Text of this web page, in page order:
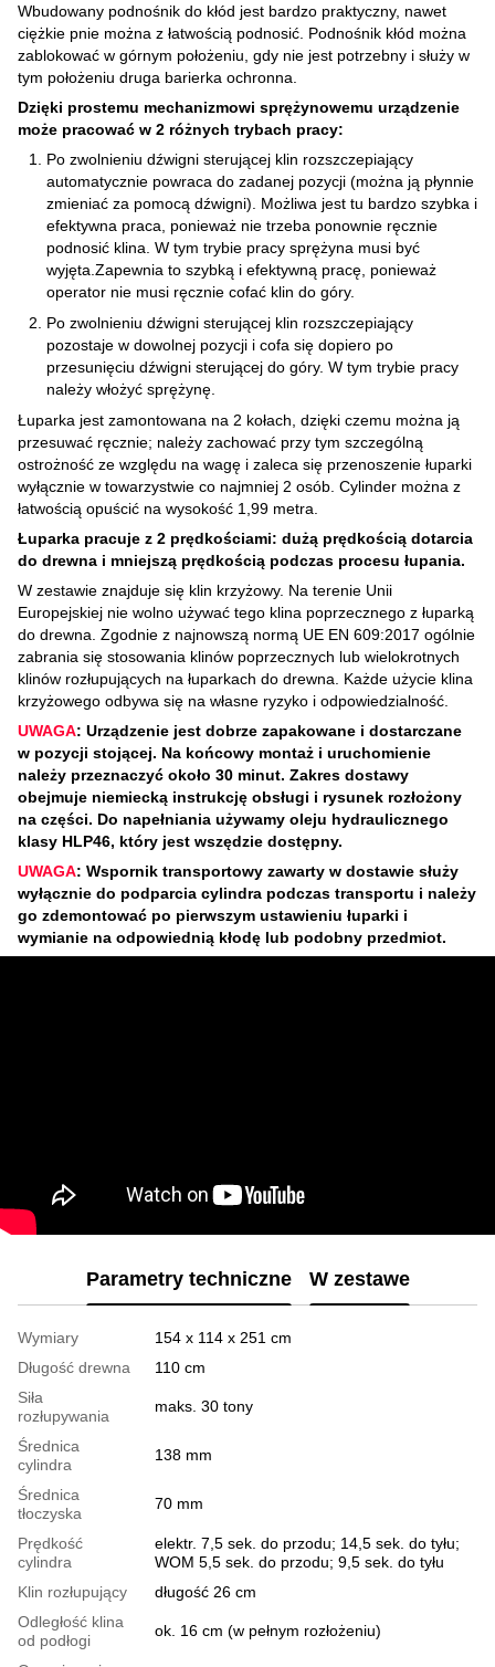
Wbudowany podnośnik do kłód jest bardzo praktyczny, nawet
ciężkie pnie można z łatwością podnosić. Podnośnik kłód można
zablokować w górnym położeniu, gdy nie jest potrzebny i służy w
tym położeniu druga barierka ochronna.
Dzięki prostemu mechanizmowi sprężynowemu urządzenie
może pracować w 2 różnych trybach pracy:
Po zwolnieniu dźwigni sterującej klin rozszczepiający
automatycznie powraca do zadanej pozycji (można ją płynnie
zmieniać za pomocą dźwigni). Możliwa jest tu bardzo szybka i
efektywna praca, ponieważ nie trzeba ponownie ręcznie
podnosić klina. W tym trybie pracy sprężyna musi być
wyjęta.Zapewnia to szybką i efektywną pracę, ponieważ
operator nie musi ręcznie cofać klin do góry.
Po zwolnieniu dźwigni sterującej klin rozszczepiający
pozostaje w dowolnej pozycji i cofa się dopiero po
przesunięciu dźwigni sterującej do góry. W tym trybie pracy
należy włożyć sprężynę.
Łuparka jest zamontowana na 2 kołach, dzięki czemu można ją
przesuwać ręcznie; należy zachować przy tym szczególną
ostrożność ze względu na wagę i zaleca się przenoszenie łuparki
wyłącznie w towarzystwie co najmniej 2 osób. Cylinder można z
łatwością opuścić na wysokość 1,99 metra.
Łuparka pracuje z 2 prędkościami: dużą prędkością dotarcia
do drewna i mniejszą prędkością podczas procesu łupania.
W zestawie znajduje się klin krzyżowy. Na terenie Unii
Europejskiej nie wolno używać tego klina poprzecznego z łuparką
do drewna. Zgodnie z najnowszą normą UE EN 609:2017 ogólnie
zabrania się stosowania klinów poprzecznych lub wielokrotnych
klinów rozłupujących na łuparkach do drewna. Każde użycie klina
krzyżowego odbywa się na własne ryzyko i odpowiedzialność.
UWAGA: Urządzenie jest dobrze zapakowane i dostarczane
w pozycji stojącej. Na końcowy montaż i uruchomienie
należy przeznaczyć około 30 minut. Zakres dostawy
obejmuje niemiecką instrukcję obsługi i rysunek rozłożony
na części. Do napełniania używamy oleju hydraulicznego
klasy HLP46, który jest wszędzie dostępny.
UWAGA: Wspornik transportowy zawarty w dostawie służy
wyłącznie do podparcia cylindra podczas transportu i należy
go zdemontować po pierwszym ustawieniu łuparki i
wymianie na odpowiednią kłodę lub podobny przedmiot.
Parametry techniczne W zestawe
Wymiary
154 x 114 x 251 cm
Długość drewna
110 cm
Siła
rozłupywania
maks. 30 tony
Średnica
cylindra
138 mm
Średnica
tłoczyska
70 mm
Prędkość
cylindra
elektr. 7,5 sek. do przodu; 14,5 sek. do tyłu;
WOM 5,5 sek. do przodu; 9,5 sek. do tyłu
Klin rozłupujący
długość 26 cm
Odległość klina
od podłogi
ok. 16 cm (w pełnym rozłożeniu)